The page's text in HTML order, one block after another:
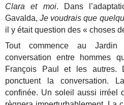
Clara et moi. Dans
Gavalda,Je voudrais que
il y était question des « choses
Tout commence au
conversation entre hommes
François Paul et les autres.
ponctuent la conversation.
confinée. Un soleil aussi irréel